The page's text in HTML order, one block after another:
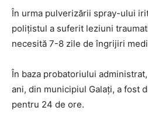
În urma pulverizării spray-ului
polițistul a suferit leziuni
necesită 7-8 zile de îngrijiri
În baza probatoriului
ani, din municipiul Galați, a fost
pentru 24 de ore.